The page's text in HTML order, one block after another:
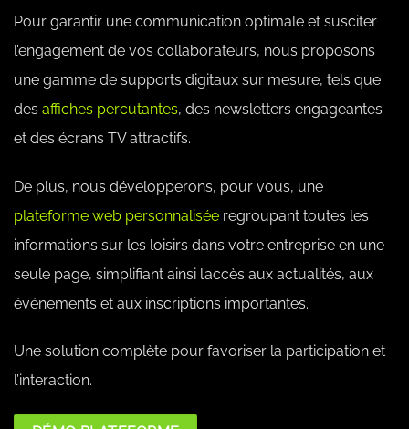
Pour garantir une communication optimale et susciter
l’engagement de vos collaborateurs, nous proposons
une gamme de supports digitaux sur mesure, tels que
des affiches percutantes, des newsletters engageantes
et des écrans TV attractifs.
De plus, nous développerons, pour vous, une
plateforme web personnalisée regroupant toutes les
informations sur les loisirs dans votre entreprise en une
seule page, simplifiant ainsi l’accès aux actualités, aux
événements et aux inscriptions importantes.
Une solution complète pour favoriser la participation et
l’interaction.